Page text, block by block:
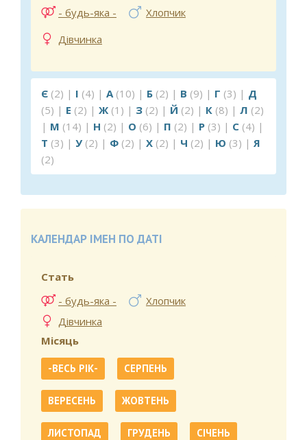
- будь-яка -
Хлопчик
Дівчинка
Є (2) | І (4) | А (10) | Б (2) | В (9) | Г (3) | Д
(5) | Е (2) | Ж (1) | З (2) | Й (2) | К (8) | Л (2)
| М (14) | Н (2) | О (6) | П (2) | Р (3) | С (4) |
Т (3) | У (2) | Ф (2) | Х (2) | Ч (2) | Ю (3) | Я
(2)
КАЛЕНДАР ІМЕН ПО ДАТІ
Стать
- будь-яка -
Хлопчик
Дівчинка
Місяць
-ВЕСЬ РІК- СЕРПЕНЬ
ВЕРЕСЕНЬ ЖОВТЕНЬ
ЛИСТОПАД ГРУДЕНЬ СІЧЕНЬ